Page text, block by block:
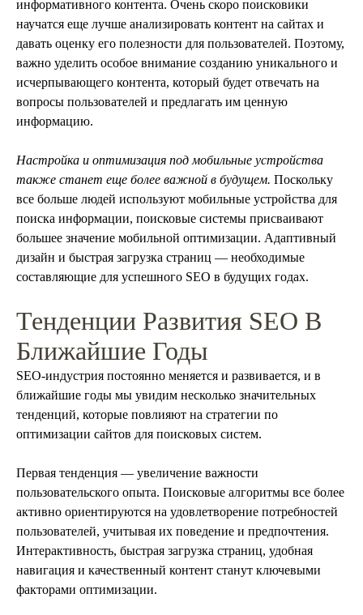
информативного контента. Очень скоро поисковики
научатся еще лучше анализировать контент на сайтах и
давать оценку его полезности для пользователей. Поэтому,
важно уделить особое внимание созданию уникального и
исчерпывающего контента, который будет отвечать на
вопросы пользователей и предлагать им ценную
информацию.
Настройка и оптимизация под мобильные устройства
также станет еще более важной в будущем. Поскольку
все больше людей используют мобильные устройства для
поиска информации, поисковые системы присваивают
большее значение мобильной оптимизации. Адаптивный
дизайн и быстрая загрузка страниц — необходимые
составляющие для успешного SEO в будущих годах.
Тенденции Развития SEO В
Ближайшие Годы
SEO-индустрия постоянно меняется и развивается, и в
ближайшие годы мы увидим несколько значительных
тенденций, которые повлияют на стратегии по
оптимизации сайтов для поисковых систем.
Первая тенденция — увеличение важности
пользовательского опыта. Поисковые алгоритмы все более
активно ориентируются на удовлетворение потребностей
пользователей, учитывая их поведение и предпочтения.
Интерактивность, быстрая загрузка страниц, удобная
навигация и качественный контент станут ключевыми
факторами оптимизации.